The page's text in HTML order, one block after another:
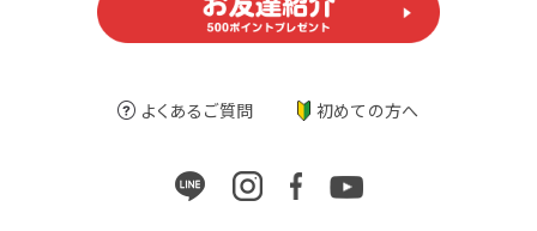
よくあるご質問 初めての方へ